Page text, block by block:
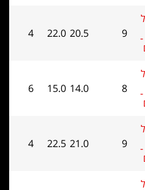
22.0
4
15.0
6
22.5
4